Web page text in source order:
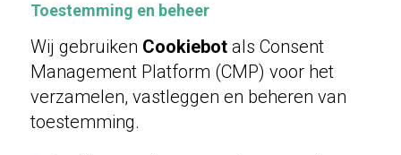
Toestemming en beheer
Wij gebruiken Cookiebotals Consent
Management Platform (CMP) voor het
verzamelen, vastleggen en beheren van
toestemming.